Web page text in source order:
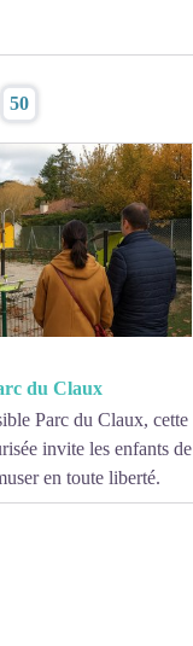
50
du Claux
Parc du Claux, cette
invite les enfants de
en toute liberté.